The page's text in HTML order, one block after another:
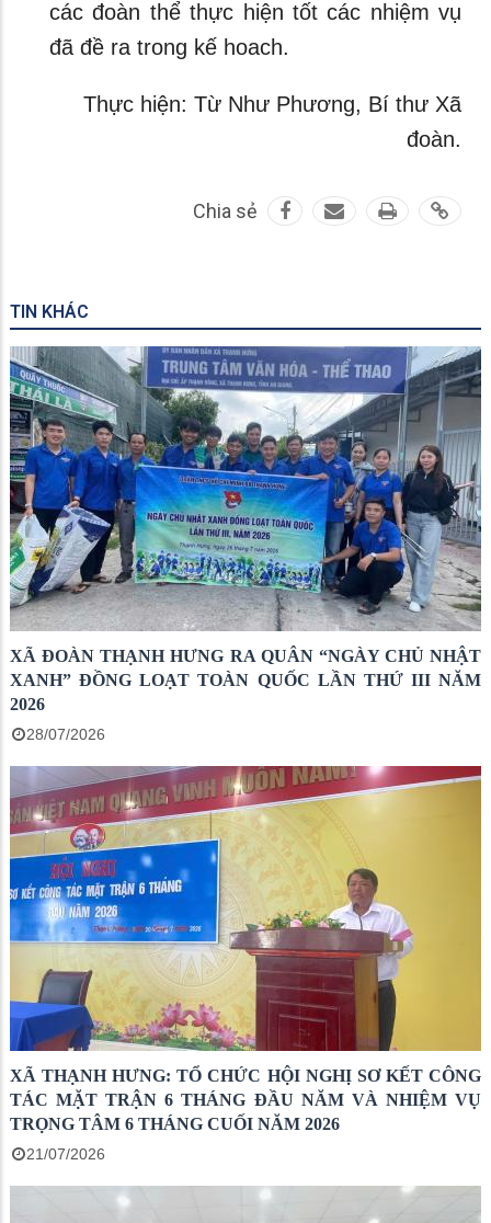
các đoàn thể thực hiện tốt các nhiệm vụ
đã đề ra trong kế hoach.
Thực hiện: Từ Như Phương, Bí thư Xã
đoàn.
Chia sẻ
TIN KHÁC
XÃ ĐOÀN THẠNH HƯNG RA QUÂN “NGÀY CHỦ NHẬT
XANH” ĐỒNG LOẠT TOÀN QUỐC LẦN THỨ III NĂM
2026
28/07/2026
XÃ THẠNH HƯNG: TỔ CHỨC HỘI NGHỊ SƠ KẾT CÔNG
TÁC MẶT TRẬN 6 THÁNG ĐẦU NĂM VÀ NHIỆM VỤ
TRỌNG TÂM 6 THÁNG CUỐI NĂM 2026
21/07/2026